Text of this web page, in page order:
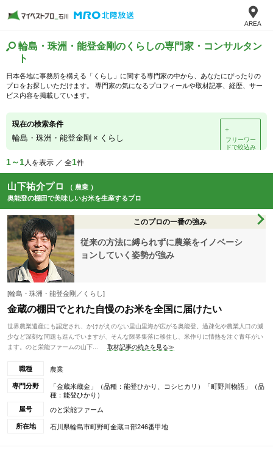
AREA
輪島・珠洲・能登金剛のくらしの専門家・コンサルタン
ト
日本各地に事務所を構える「くらし」に関する専門家の中から、あなたにぴったりの
プロをお探しいただけます。 専門家の気になるプロフィールや取材記事、経歴、サー
ビス内容を掲載しています。
現在の検索条件
輪島・珠洲・能登金剛 × くらし
＋
フリーワー
ドで絞込み
1～1人を表示 ／ 全1件
山下祐介プロ
（ 農業 ）
奥能登の棚田で美味しいお米を生産するプロ
このプロの一番の強み
従来の方法に縛られずに農業をイノベーシ
ョンしていく姿勢が強み
[輪島・珠洲・能登金剛／くらし]
金蔵の棚田でとれた自慢のお米を全国に届けたい
世界農業遺産にも認定され、かけがえのない里山里海が広がる奥能登。過疎化や農業人口の減
少など深刻な問題も進んでいますが、そんな限界集落に移住し、米作りに情熱を注ぐ青年がい
ます。のと栄能ファームの山下...
取材記事の続きを見る≫
職種 農業
専門分野
「金蔵米蔵金」（品種：能登ひかり、コシヒカリ）「町野川物語」（品
種：能登ひかり）
屋号
のと栄能ファーム
所在地 石川県輪島市町野町金蔵ヨ部246番甲地